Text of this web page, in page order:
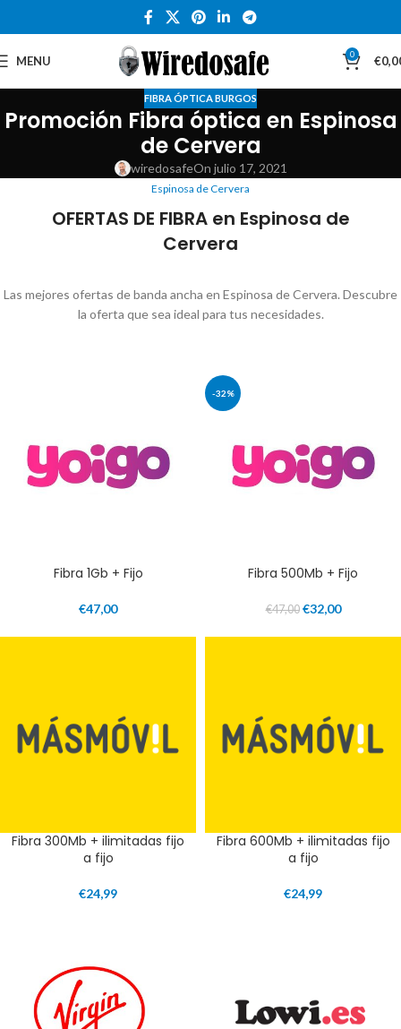
MENU 0 €
FIBRA ÓPTICA BURGOS
Promoción Fibra óptica en Espinosa
de Cervera
wiredosafeOn julio 17, 2021
Espinosa de Cervera
OFERTAS DE FIBRA en Espinosa de
Cervera
Las mejores ofertas de banda ancha en Espinosa de Cervera. Descubre
la oferta que sea ideal para tus necesidades.
Fibra 1Gb + Fijo
€47,00
-32%
Fibra 500Mb + Fijo
€47,00 €32,00
Fibra 300Mb + ilimitadas fijo
a fijo
€24,99
Fibra 600Mb + ilimitadas fijo
a fijo
€24,99